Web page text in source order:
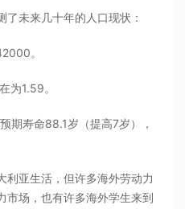
未来几十年的人口现状：
。
为1.59。
期寿命88.1岁（提高7岁），
利亚生活，但许多海外劳动力
市场，也有许多海外学生来到